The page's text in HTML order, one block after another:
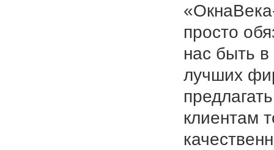
просто
нас быть в
лучших
клиентам